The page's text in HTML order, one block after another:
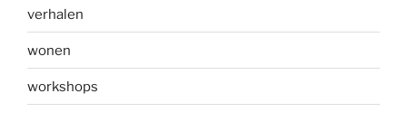
verhalen
wonen
workshops